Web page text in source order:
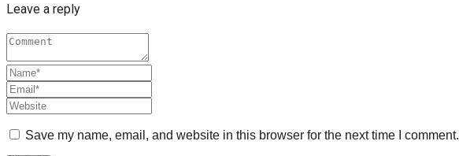
Leave a reply
Save my name, email, and website in this browser for the next time I comment.